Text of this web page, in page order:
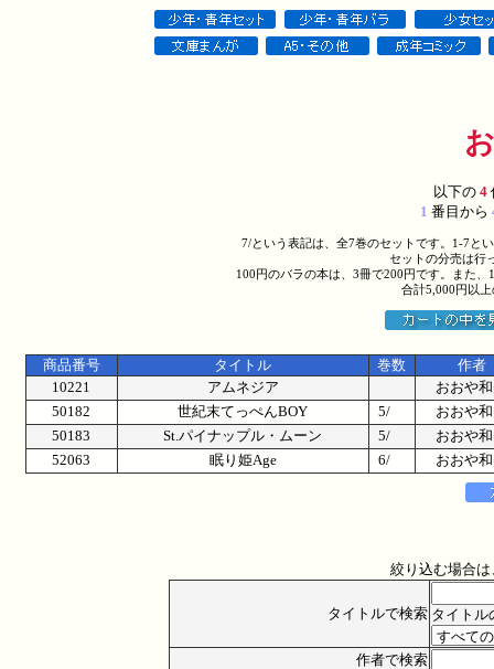
以下の4
1 番目から
7/という表記は、全7巻のセットです。1-7と
セットの分売は行
100円のバラの本は、3冊で200円です。また
合計5,000円以
商品番号 タイトル 巻数
作者
10221
アムネジア
おおや
50182
世紀末てっぺんBOY 5/
おおや
50183
St.パイナップル・ムーン 5/
おおや
52063
眠り姫Age 6/ おおや
絞り込む場合
タイトルで検索 タイトル
作者で検索